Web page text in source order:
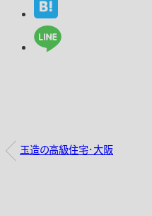
玉造の高級住宅・大阪